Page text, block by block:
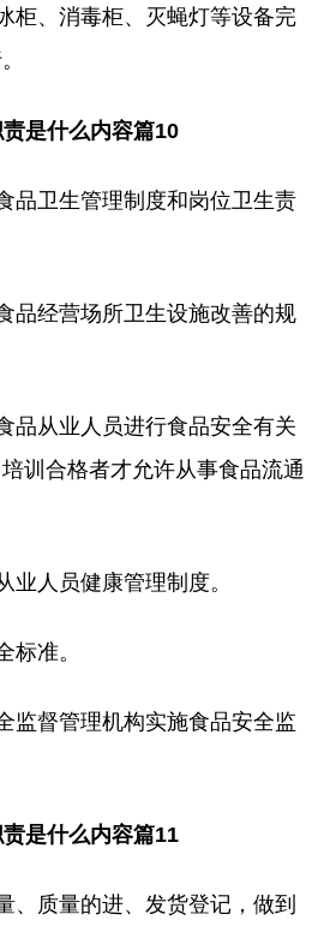
柜、消毒柜、灭蝇灯等设备完
是什么内容篇10
品卫生管理制度和岗位卫生责
品经营场所卫生设施改善的规
品从业人员进行食品安全有关
训合格者才允许从事食品流通
业人员健康管理制度。
标准。
监督管理机构实施食品安全监
是什么内容篇11
、质量的进、发货登记，做到